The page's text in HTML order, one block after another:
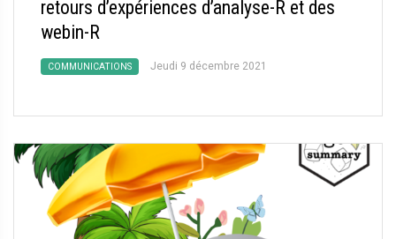
retours d’expériences d’analyse-R et des
webin-R
COMMUNICATIONS Jeudi 9 décembre 2021